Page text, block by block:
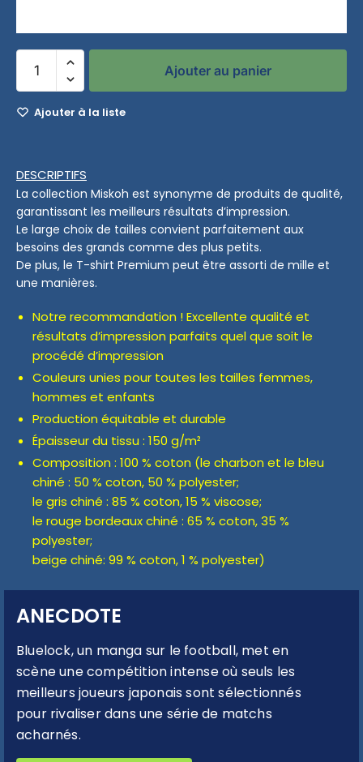
Ajouter au panier
Ajouter à la liste
DESCRIPTIFS
La collection Miskoh est synonyme de produits de qualité,
garantissant les meilleurs résultats d’impression.
Le large choix de tailles convient parfaitement aux
besoins des grands comme des plus petits.
De plus, le T-shirt Premium peut être assorti de mille et
une manières.
Notre recommandation ! Excellente qualité et
résultats d’impression parfaits quel que soit le
procédé d’impression
Couleurs unies pour toutes les tailles femmes,
hommes et enfants
Production équitable et durable
Épaisseur du tissu : 150 g/m²
Composition : 100 % coton (le charbon et le bleu
chiné : 50 % coton, 50 % polyester;
le gris chiné : 85 % coton, 15 % viscose;
le rouge bordeaux chiné : 65 % coton, 35 %
polyester;
beige chiné: 99 % coton, 1 % polyester)
ANECDOTE
Bluelock, un manga sur le football, met en
scène une compétition intense où seuls les
meilleurs joueurs japonais sont sélectionnés
pour rivaliser dans une série de matchs
acharnés.